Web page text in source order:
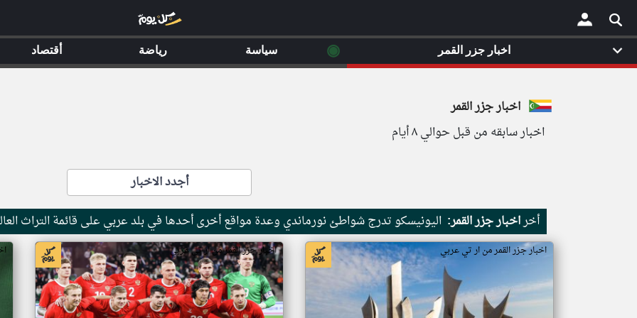
×
اخبار جزر القمر
اخبار سابقه من قبل حوالي ٨ أيام
أجدد الاخبار
أخراخبار جزر القمر: اليونيسكو تدرج شواطئ نورماندي وعدة مواقع أخرى أحدها في بلد عربي على قائمة التراث
اخبار جزر القمر من ار تي عربي اخبار جزر القمر من ار تي عربي
اخبار جزر القمر ◉ سياسة رياضة أقتصاد